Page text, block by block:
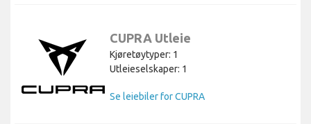
CUPRA Utleie
Kjøretøytyper: 1
Utleieselskaper: 1
Se leiebiler for CUPRA